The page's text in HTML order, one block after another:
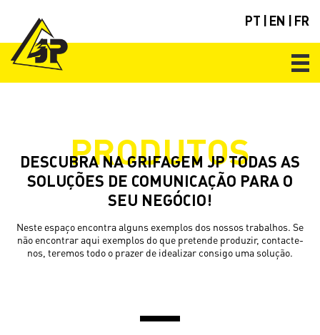
PT EN FR
PRODUTOS
DESCUBRA NA GRIFAGEM JP TODAS AS
SOLUÇÕES DE COMUNICAÇÃO PARA O
SEU NEGÓCIO!
Neste espaço encontra alguns exemplos dos nossos trabalhos. Se
não encontrar aqui exemplos do que pretende produzir, contacte-
nos, teremos todo o prazer de idealizar consigo uma solução.